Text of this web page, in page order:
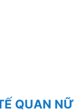
QUAN NỮ